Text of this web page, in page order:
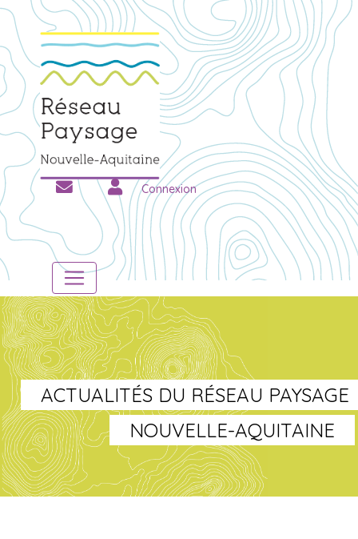
Connexion
ACTUALITÉS DU RÉSEAU PAYSAGE
NOUVELLE-AQUITAINE